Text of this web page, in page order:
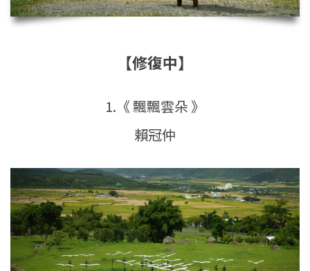
【修復中】
1.《 飄飄雲朵 》
賴冠仲